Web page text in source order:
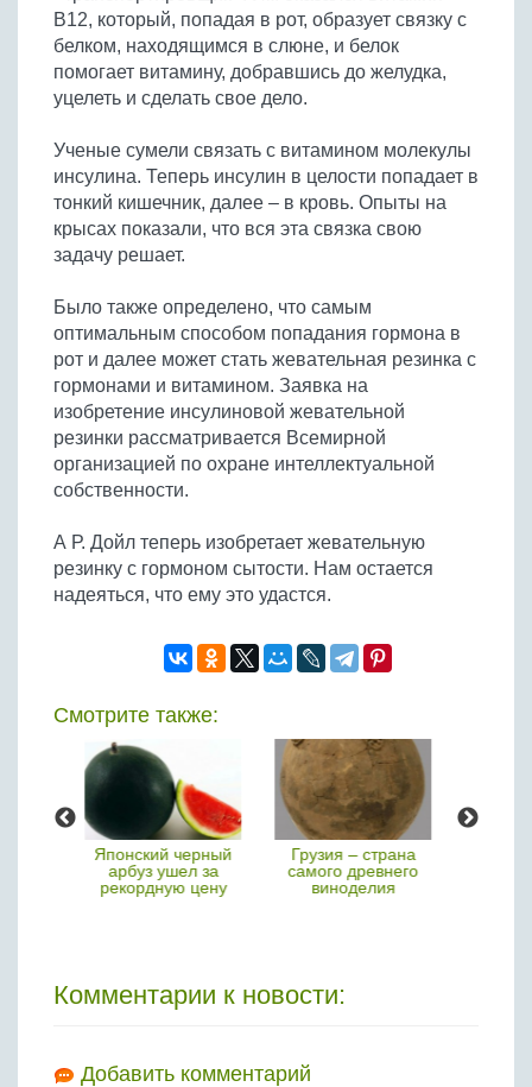
В12, который, попадая в рот, образует связку с
белком, находящимся в слюне, и белок
помогает витамину, добравшись до желудка,
уцелеть и сделать свое дело.
Ученые сумели связать с витамином молекулы
инсулина. Теперь инсулин в целости попадает в
тонкий кишечник, далее – в кровь. Опыты на
крысах показали, что вся эта связка свою
задачу решает.
Было также определено, что самым
оптимальным способом попадания гормона в
рот и далее может стать жевательная резинка с
гормонами и витамином. Заявка на
изобретение инсулиновой жевательной
резинки рассматривается Всемирной
организацией по охране интеллектуальной
собственности.
А Р. Дойл теперь изобретает жевательную
резинку с гормоном сытости. Нам остается
надеяться, что ему это удастся.
Смотрите также:
Грузия – страна
самого древнего
виноделия
Студенты
рассчитали
идеальный рецепт
Комментарии к новости:
Добавить комментарий